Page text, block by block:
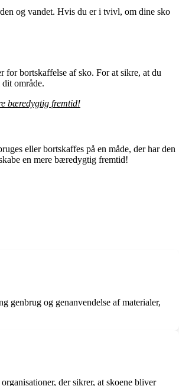
og vandet. Hvis du er i tvivl, om dine sko
bortskaffelse af sko. For at sikre, at du
område.
bæredygtig fremtid!
eller bortskaffes på en måde, der har den
en mere bæredygtig fremtid!
genbrug og genanvendelse af materialer,
der sikrer, at skoene bliver